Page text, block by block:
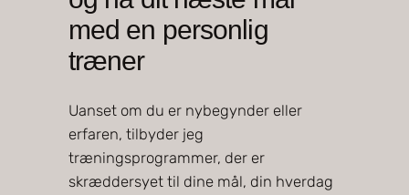
D
i
n
med en personlig
træner
Uanset om du er nybegynder eller
erfaren, tilbyder jeg
træningsprogrammer, der er
skræddersyet til dine mål, din hverdag